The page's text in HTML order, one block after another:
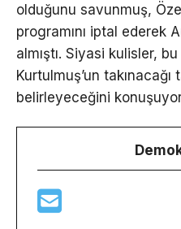
olduğunu savunmuş,
programını iptal ederek
almıştı. Siyasi kulisler,
Kurtulmuş’un
belirleyeceğini